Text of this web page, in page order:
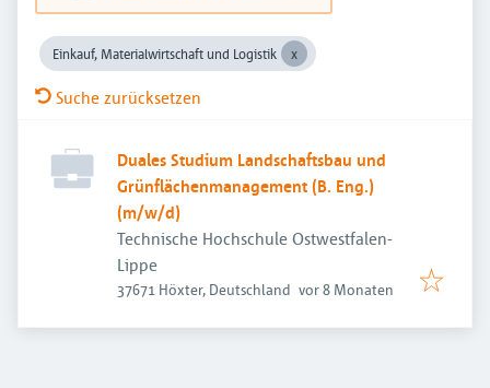
Einkauf, Materialwirtschaft und Logistik
Suche zurücksetzen
Duales Studium Landschaftsbau und
Grünflächenmanagement (B. Eng.)
(m/w/d)
Technische Hochschule Ostwestfalen-
Lippe
37671 Höxter, Deutschland Veröffentlicht:
vor 8 Monaten